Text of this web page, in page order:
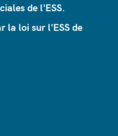
de l'ESS.
la loi sur l'ESS de